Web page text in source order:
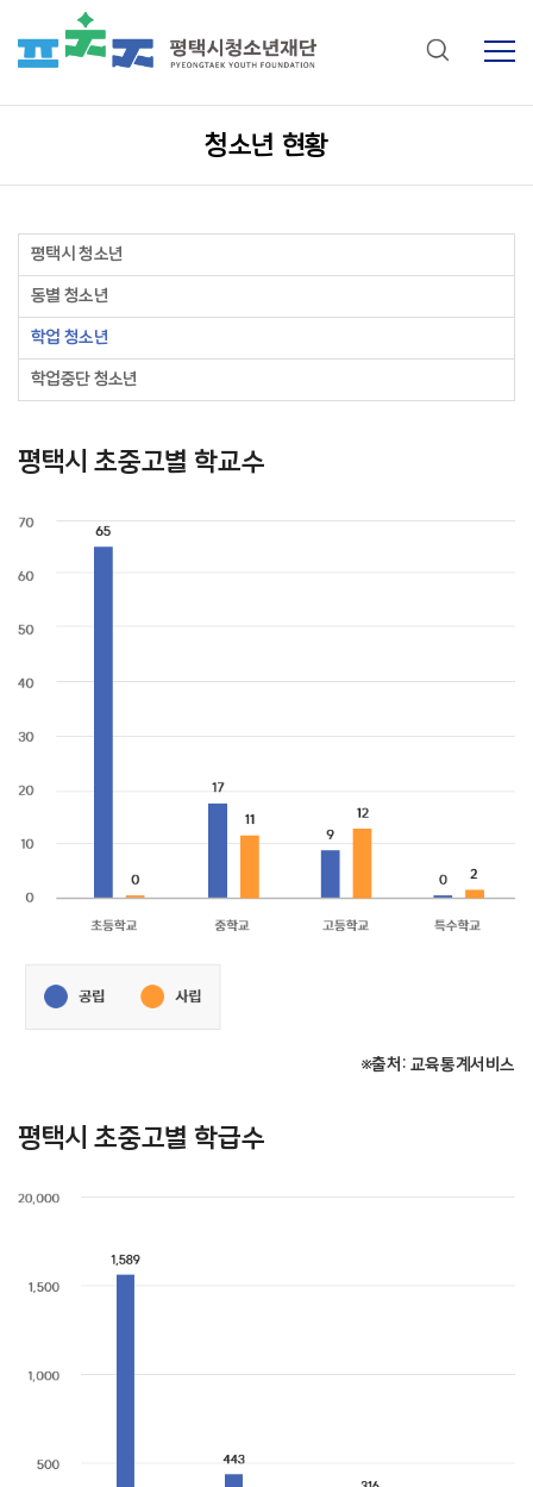
청소년 현황
평택시 청소년
동별 청소년
학업 청소년
학업중단 청소년
평택시 초중고별 학교수
※출처: 교육통계서비스
평택시 초중고별 학급수